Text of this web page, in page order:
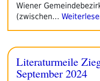
Wiener
(zwischen…
Literaturmeile
September 2024